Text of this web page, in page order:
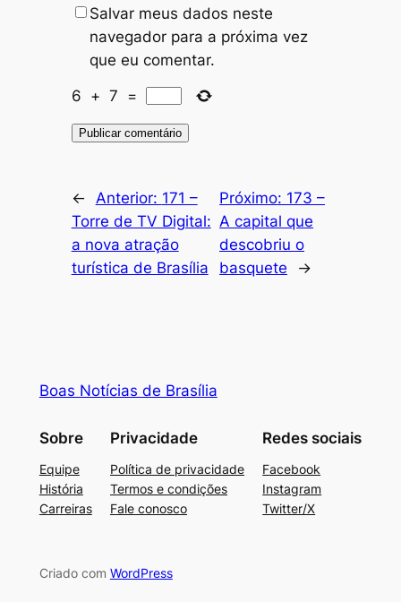
Salvar meus dados neste
navegador para a próxima vez
que eu comentar.
6 + 7 =
← Anterior: 171 –
Torre de TV Digital:
a nova atração
turística de Brasília
Próximo: 173 –
A capital que
descobriu o
basquete
→
Boas Notícias de Brasília
Sobre
Equipe
História
Carreiras
Privacidade
Política de privacidade
Termos e condições
Fale conosco
Redes sociais
Facebook
Instagram
Twitter/X
Criado com WordPress